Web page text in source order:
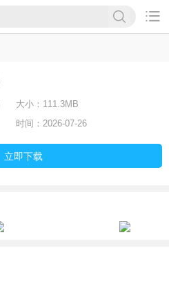

大小： 111.3MB
时间： 2026-07-26
立即下载